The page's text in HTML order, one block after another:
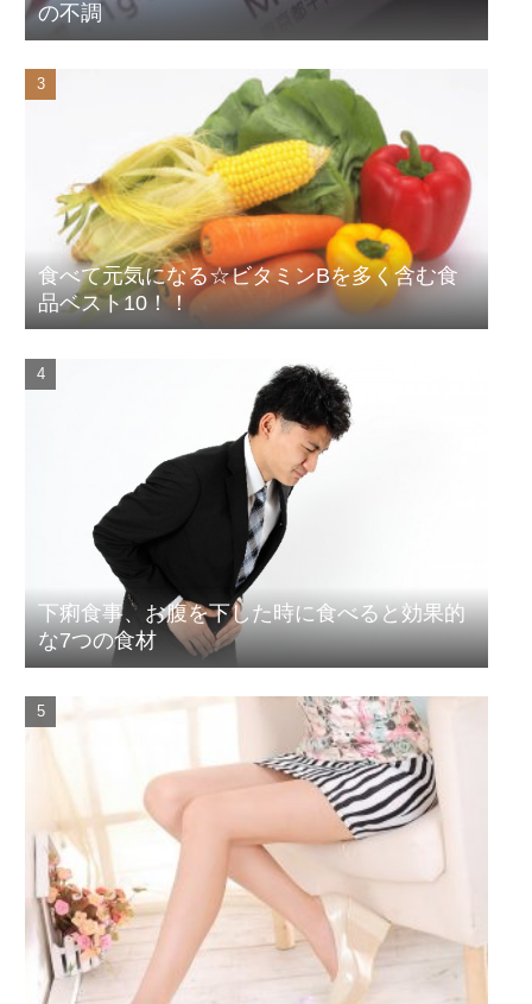
の不調
食べて元気になる☆ビタミンBを多く含む食
品ベスト10！！
下痢食事、お腹を下した時に食べると効果的
な7つの食材